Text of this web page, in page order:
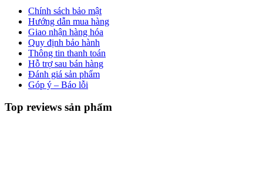
Chính sách bảo mật
Hướng dẫn mua hàng
Giao nhận hàng hóa
Quy định bảo hành
Thông tin thanh toán
Hỗ trợ sau bán hàng
Đánh giá sản phẩm
Góp ý – Báo lỗi
Top reviews sản phẩm